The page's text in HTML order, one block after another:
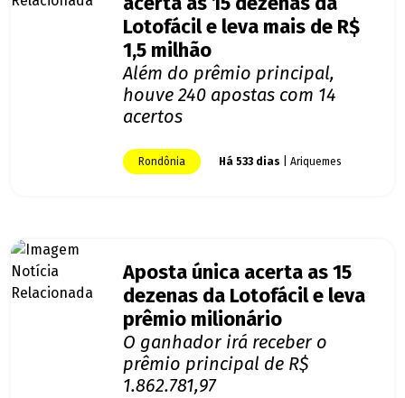
Lotofácil e leva mais de R$
1,5 milhão
Além do prêmio principal,
houve 240 apostas com 14
acertos
Rondônia Há 533 dias | Ariquemes
Aposta única acerta as 15
dezenas da Lotofácil e leva
prêmio milionário
O ganhador irá receber o
prêmio principal de R$
1.862.781,97